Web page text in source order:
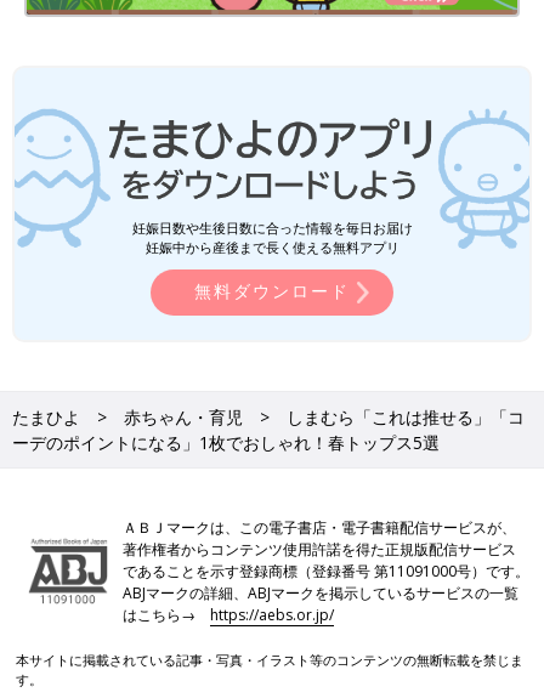
妊娠日数や生後日数に合った情報を毎日お届け
妊娠中から産後まで長く使える無料アプリ
無料ダウンロード
たまひよ 赤ちゃん・育児
しまむら「これは推せる」「コ
ーデのポイントになる」1枚でおしゃれ！春トップス5選
ＡＢＪマークは、この電子書店・電子書籍配信サービスが、
著作権者からコンテンツ使用許諾を得た正規版配信サービス
であることを示す登録商標（登録番号 第11091000号）です。
ABJマークの詳細、ABJマークを掲示しているサービスの一覧
はこちら→https://aebs.or.jp/
本サイトに掲載されている記事・写真・イラスト等のコンテンツの無断転載を禁じま
す。